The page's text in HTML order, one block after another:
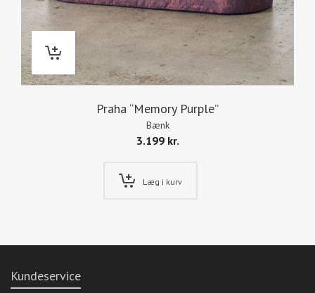
Praha “Memory Purple”
Bænk
3.199 kr.
Læg i kurv
Kundeservice